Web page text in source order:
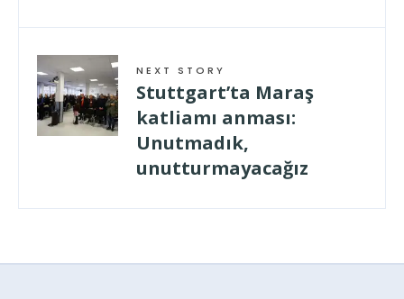
NEXT STORY
Stuttgart’ta Maraş
katliamı anması:
Unutmadık,
unutturmayacağız